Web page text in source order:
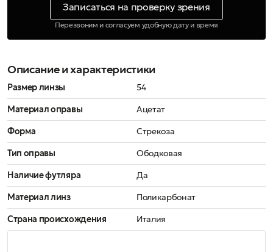
Записаться на проверку зрения
Перезвоним и согласуем удобную дату и время
Описание и характеристики
Размер линзы
54
Материал оправы
Ацетат
Форма
Стрекоза
Тип оправы
Ободковая
Наличие футляра
Да
Материал линз
Поликарбонат
Страна происхождения
Италия